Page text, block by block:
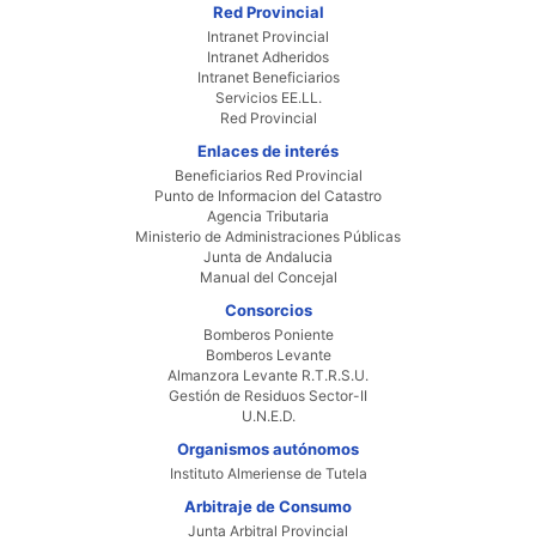
Red Provincial
Intranet Provincial
Intranet Adheridos
Intranet Beneficiarios
Servicios EE.LL.
Red Provincial
Enlaces de interés
Beneficiarios Red Provincial
Punto de Informacion del Catastro
Agencia Tributaria
Ministerio de Administraciones Públicas
Junta de Andalucia
Manual del Concejal
Consorcios
Bomberos Poniente
Bomberos Levante
Almanzora Levante R.T.R.S.U.
Gestión de Residuos Sector-II
U.N.E.D.
Organismos autónomos
Instituto Almeriense de Tutela
Arbitraje de Consumo
Junta Arbitral Provincial